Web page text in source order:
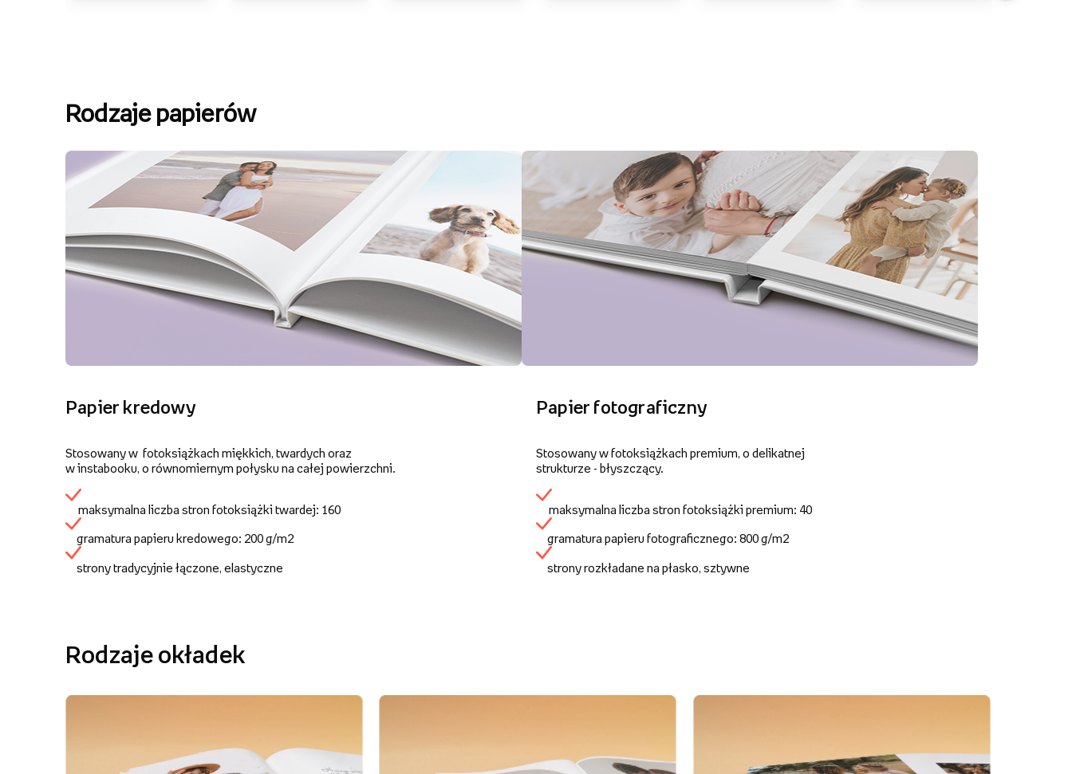
Rodzaje papierów
Papier kredowy
Stosowany w fotoksiążkach miękkich, twardych oraz
w instabooku, o równomiernym połysku na całej powierzchni.
maksymalna liczba stron fotoksiążki twardej: 160
gramatura papieru kredowego: 200 g/m2
strony tradycyjnie łączone, elastyczne
Papier fotograficzny
Stosowany w fotoksiążkach premium, o delikatnej
strukturze - błyszczący.
maksymalna liczba stron fotoksiążki premium: 40
gramatura papieru fotograficznego: 800 g/m2
strony rozkładane na płasko, sztywne
Rodzaje okładek